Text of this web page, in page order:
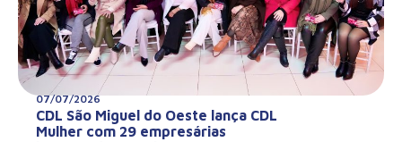
07/07/2026
CDL São Miguel do Oeste lança CDL
Mulher com 29 empresárias